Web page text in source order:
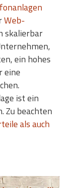
Web-
skalierbar
ein hohes
eine
ist ein
Zu beachten
als auch